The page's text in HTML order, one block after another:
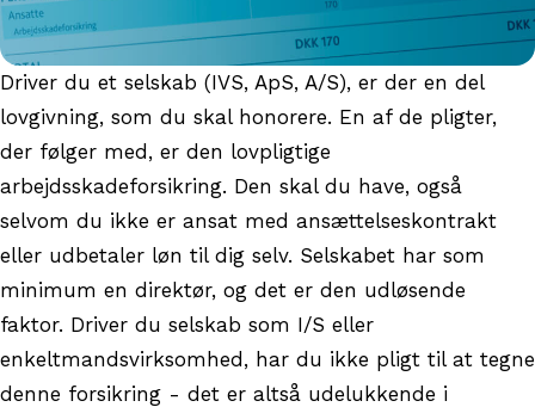
Driver du et selskab (IVS, ApS, A/S), er der en del
lovgivning, som du skal honorere. En af de pligter,
der følger med, er den lovpligtige
arbejdsskadeforsikring. Den skal du have, også
selvom du ikke er ansat med ansættelseskontrakt
eller udbetaler løn til dig selv. Selskabet har som
minimum en direktør, og det er den udløsende
faktor. Driver du selskab som I/S eller
enkeltmandsvirksomhed, har du ikke pligt til at tegne
denne forsikring - det er altså udelukkende i